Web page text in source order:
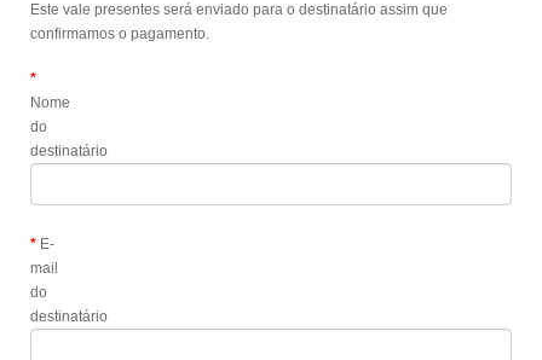
Este vale presentes será enviado para o destinatário assim que
confirmamos o pagamento.
Nome
do
destinatário
E-
mail
do
destinatário